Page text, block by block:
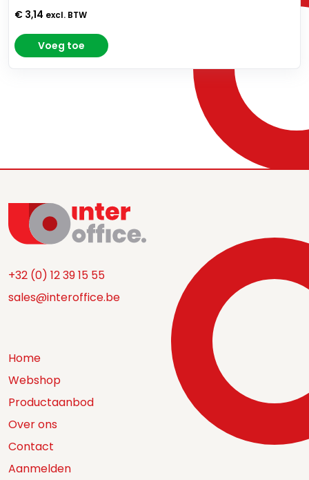
€ 3,14 excl. BTW
Voeg toe
+32 (0) 12 39 15 55
sales@interoffice.be
Home
Webshop
Productaanbod
Over ons
Contact
Aanmelden